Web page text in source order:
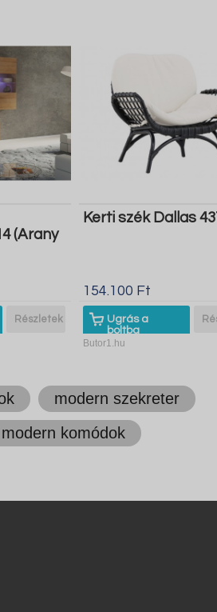
(Arany
Részletek
Kerti szék Dallas
154.100 Ft
Ugrás a
boltba
Butor1.hu
modern szekreter
modern komódok